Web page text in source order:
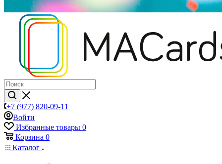
+7 (977) 820-09-11
Войти
Избранные товары 0
Корзина 0
Каталог